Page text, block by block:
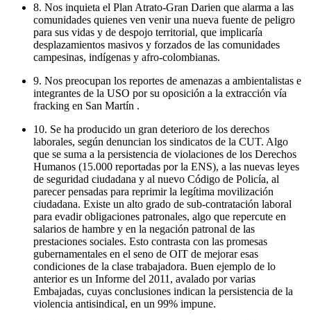
8. Nos inquieta el Plan Atrato-Gran Darien que alarma a las
comunidades quienes ven venir una nueva fuente de peligro
para sus vidas y de despojo territorial, que implicaría
desplazamientos masivos y forzados de las comunidades
campesinas, indígenas y afro-colombianas.
9. Nos preocupan los reportes de amenazas a ambientalistas e
integrantes de la USO por su oposición a la extracción vía
fracking en San Martín .
10. Se ha producido un gran deterioro de los derechos
laborales, según denuncian los sindicatos de la CUT. Algo
que se suma a la persistencia de violaciones de los Derechos
Humanos (15.000 reportadas por la ENS), a las nuevas leyes
de seguridad ciudadana y al nuevo Código de Policía, al
parecer pensadas para reprimir la legítima movilización
ciudadana. Existe un alto grado de sub-contratación laboral
para evadir obligaciones patronales, algo que repercute en
salarios de hambre y en la negación patronal de las
prestaciones sociales. Esto contrasta con las promesas
gubernamentales en el seno de OIT de mejorar esas
condiciones de la clase trabajadora. Buen ejemplo de lo
anterior es un Informe del 2011, avalado por varias
Embajadas, cuyas conclusiones indican la persistencia de la
violencia antisindical, en un 99% impune.